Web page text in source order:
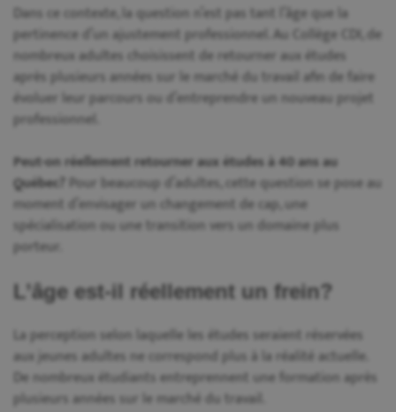
Dans ce contexte, la question n’est pas tant l’âge que la
pertinence d’un ajustement professionnel. Au Collège CDI, de
nombreux adultes choisissent de retourner aux études
après plusieurs années sur le marché du travail afin de faire
évoluer leur parcours ou d’entreprendre un nouveau projet
professionnel.
Peut-on réellement retourner aux études à 40 ans au
Québec? Pour beaucoup d’adultes, cette question se pose au
moment d’envisager un changement de cap, une
spécialisation ou une transition vers un domaine plus
porteur.
L’âge est-il réellement un frein?
La perception selon laquelle les études seraient réservées
aux jeunes adultes ne correspond plus à la réalité actuelle.
De nombreux étudiants entreprennent une formation après
plusieurs années sur le marché du travail.